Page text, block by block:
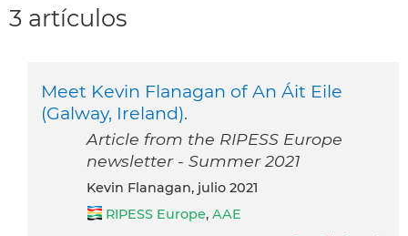
3 artículos
Meet Kevin Flanagan of An Áit Eile
(Galway, Ireland).
Article from the RIPESS Europe
newsletter - Summer 2021
Kevin Flanagan, julio 2021
RIPESS Europe, AAE